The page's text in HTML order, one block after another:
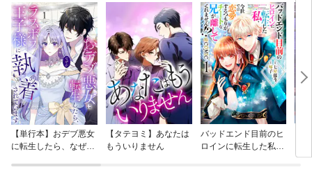
【単行本】おデブ悪女
に転生したら、なぜか
【タテヨミ】あなたは
もういりません
バッドエンド目前のヒ
ロインに転生した私、